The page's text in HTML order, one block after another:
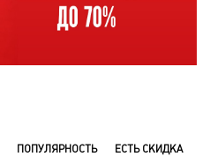
ПОПУЛЯРНОСТЬ ЕСТЬ СКИДКА